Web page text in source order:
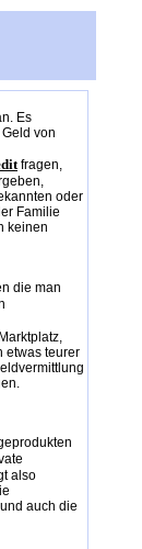
Es
von
fragen,
oder
Familie
keinen
die man
etwas teurer
also
auch die